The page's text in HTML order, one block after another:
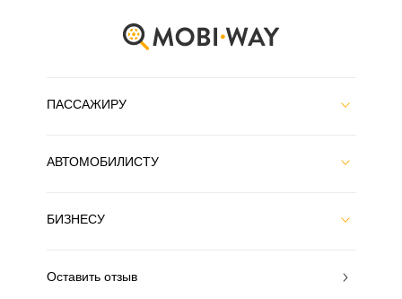
ПАССАЖИРУ
АВТОМОБИЛИСТУ
БИЗНЕСУ
Оставить отзыв